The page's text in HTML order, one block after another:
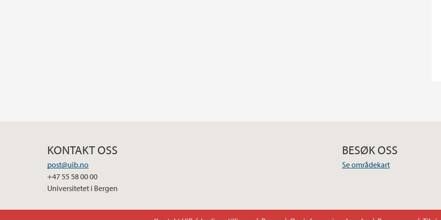
KONTAKT OSS
post@uib.no
+47 55 58 00 00
Universitetet i Bergen
BESØK OSS
Se områdekart